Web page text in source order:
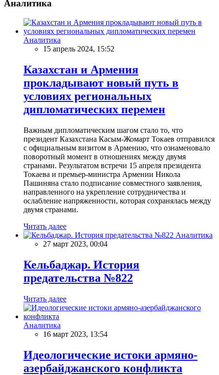
Аналитика
Аналитика
15 апрель 2024, 15:52
Казахстан и Армения
прокладывают новый путь в
условиях региональных
дипломатических перемен
Важным дипломатическим шагом стало то, что
президент Казахстана Касым-Жомарт Токаев отправился
с официальным визитом в Армению, что ознаменовало
поворотный момент в отношениях между двумя
странами. Результатом встречи 15 апреля президента
Токаева и премьер-министра Армении Никола
Пашиняна стало подписание совместного заявления,
направленного на укрепление сотрудничества и
ослабление напряженности, которая сохранялась между
двумя странами.
Читать далее
Аналитика
27 март 2023, 00:04
Кельбаджар. История
предательства №822
Читать далее
Аналитика
16 март 2023, 13:54
Идеологические истоки армяно-
азербайджанского конфликта